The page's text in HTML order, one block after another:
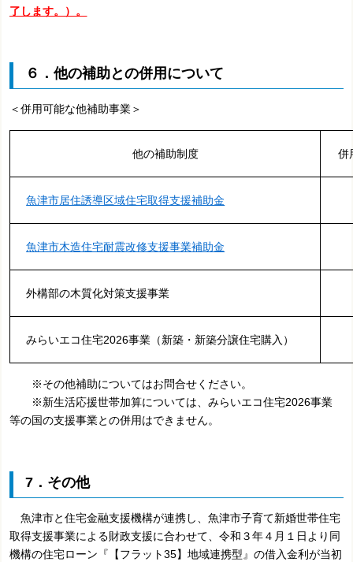
了します。
）。
６．他の補助との併用について
＜併用可能な他補助事業＞
他の補助制度 併
魚津市居住誘導区域住宅取得支援補助金
魚津市木造住宅耐震改修支援事業補助金
外構部の木質化対策支援事業
みらいエコ住宅2026事業（新築・新築分譲住宅購入）
※その他補助についてはお問合せください。
※新生活応援世帯加算については、みらいエコ住宅2026事業
等の国の支援事業との併用はできません。
7．その他
魚津市と住宅金融支援機構が連携し、魚津市子育て新婚世帯住宅
取得支援事業による財政支援に合わせて、令和３年４月１日より同
機構の住宅ローン『【フラット35】地域連携型』の借入金利が当初